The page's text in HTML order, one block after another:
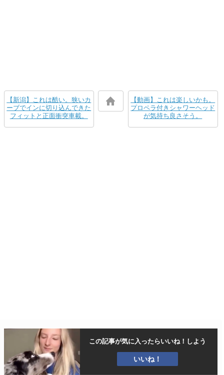
【新潟】これは酷い。狭いカ
ーブでインに切り込んできた
フィットと正面衝突車載。
【動画】これは楽しいかも。
プロペラ付きシャワーヘッド
が気持ち良さそう。
この記事が気に入ったらいいね！しよう
いいね！